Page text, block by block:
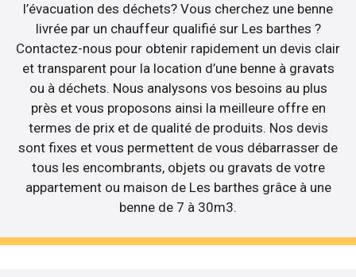
l’évacuation des déchets? Vous cherchez une benne
livrée par un chauffeur qualifié sur Les barthes ?
Contactez-nous pour obtenir rapidement un devis clair
et transparent pour la location d’une benne à gravats
ou à déchets. Nous analysons vos besoins au plus
près et vous proposons ainsi la meilleure offre en
termes de prix et de qualité de produits. Nos devis
sont fixes et vous permettent de vous débarrasser de
tous les encombrants, objets ou gravats de votre
appartement ou maison de Les barthes grâce à une
benne de 7 à 30m3.